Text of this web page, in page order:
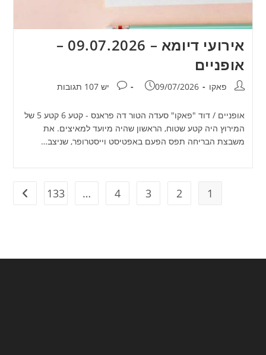
אירועי דיומא – 09.07.2026 –
אופניים
מחבר:פאקו פורסם:
09/07/2026 תגובות:
יש 107 תגובות
אופניים / דוד "פאקו" סעדה הטור דה פראנס - קטע 6 קטע 5 של
המירוץ היה קטע שטוח, הראשון שהיה מיועד למאיצים. את
משבצת הבריחה תפס הפעם באפטיסט וייסטרופר, שניצב…
1
2
3
4
…
133 מעבר